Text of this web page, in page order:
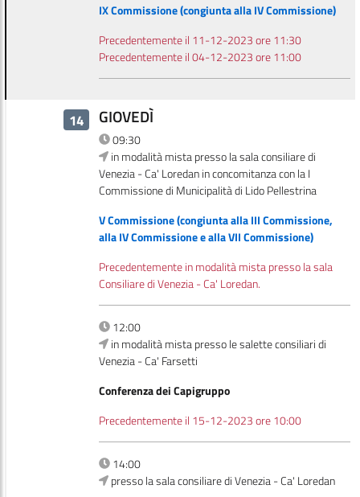
IX Commissione (congiunta alla IV Commissione)
Precedentemente il 11-12-2023 ore 11:30
Precedentemente il 04-12-2023 ore 11:00
14 GIOVEDÌ
09:30
in modalità mista presso la sala consiliare di
Venezia - Ca' Loredan in concomitanza con la I
Commissione di Municipalità di Lido Pellestrina
V Commissione (congiunta alla III Commissione,
alla IV Commissione e alla VII Commissione)
Precedentemente in modalità mista presso la sala
Consiliare di Venezia - Ca' Loredan.
12:00
in modalità mista presso le salette consiliari di
Venezia - Ca' Farsetti
Conferenza dei Capigruppo
Precedentemente il 15-12-2023 ore 10:00
14:00
presso la sala consiliare di Venezia - Ca' Loredan